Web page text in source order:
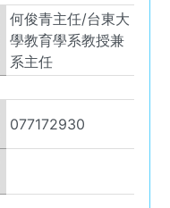
何俊青主任/台東大
學教育學系教授兼
系主任
077172930